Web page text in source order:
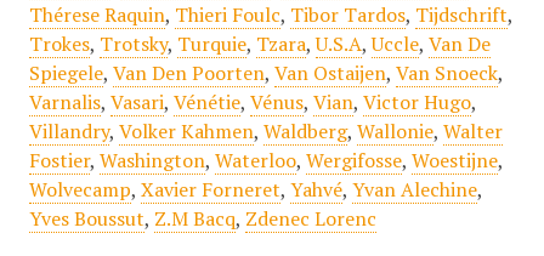
Thérese Raquin, Thieri Foulc, Tibor Tardos, Tijdschrift,
Trokes, Trotsky, Turquie, Tzara,U.S.A,Uccle, Van De
Spiegele, Van Den Poorten, Van Ostaijen, Van Snoeck,
Varnalis, Vasari, Vénétie, Vénus, Vian, Victor Hugo,
Villandry, Volker Kahmen, Waldberg, Wallonie, Walter
Fostier, Washington, Waterloo, Wergifosse, Woestijne,
Wolvecamp, Xavier Forneret, Yahvé, Yvan Alechine,
Yves Boussut, Z.M Bacq, Zdenec Lorenc